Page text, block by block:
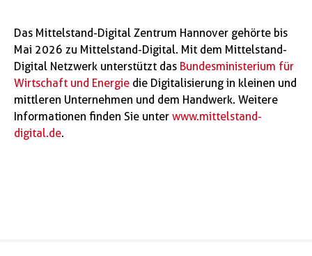
Das Mittelstand-Digital Zentrum Hannover gehörte bis
Mai 2026 zu Mittelstand-Digital. Mit dem Mittelstand-
Digital Netzwerk unterstützt das Bundesministerium für
Wirtschaft und Energie die Digitalisierung in kleinen und
mittleren Unternehmen und dem Handwerk. Weitere
Informationen finden Sie unter www.mittelstand-
digital.de.